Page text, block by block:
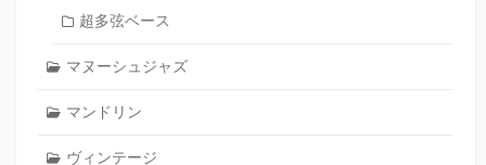
超多弦ベース
マヌーシュジャズ
マンドリン
ヴィンテージ